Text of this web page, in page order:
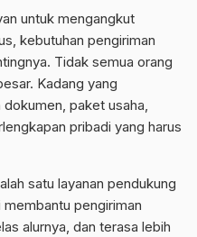
untuk mengangkut
kebutuhan pengiriman
Tidak semua orang
Kadang yang
paket usaha,
pribadi yang harus
satu layanan pendukung
pengiriman
alurnya, dan terasa lebih